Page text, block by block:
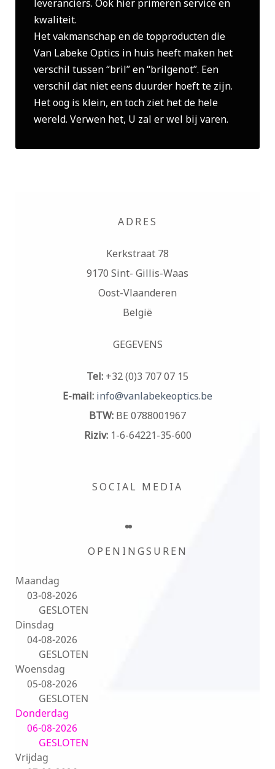
leveranciers. Ook hier primeren service en
kwaliteit.
Het vakmanschap en de topproducten die
Van Labeke Optics in huis heeft maken het
verschil tussen “bril” en “brilgenot”. Een
verschil dat niet eens duurder hoeft te zijn.
Het oog is klein, en toch ziet het de hele
wereld. Verwen het, U zal er wel bij varen.
ADRES
Kerkstraat 78
9170 Sint- Gillis-Waas
Oost-Vlaanderen
België
GEGEVENS
Tel: +32 (0)3 707 07 15
E-mail: info@vanlabekeoptics.be
BTW: BE 0788001967
Riziv:1-6-64221-35-600
SOCIAL MEDIA
OPENINGSUREN
Maandag
03-08-2026
GESLOTEN
Dinsdag
04-08-2026
GESLOTEN
Woensdag
05-08-2026
GESLOTEN
Donderdag
06-08-2026
GESLOTEN
Vrijdag